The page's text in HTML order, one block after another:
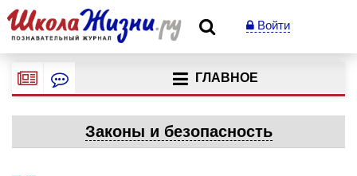
Войти
ГЛАВНОЕ
Законы и безопасность